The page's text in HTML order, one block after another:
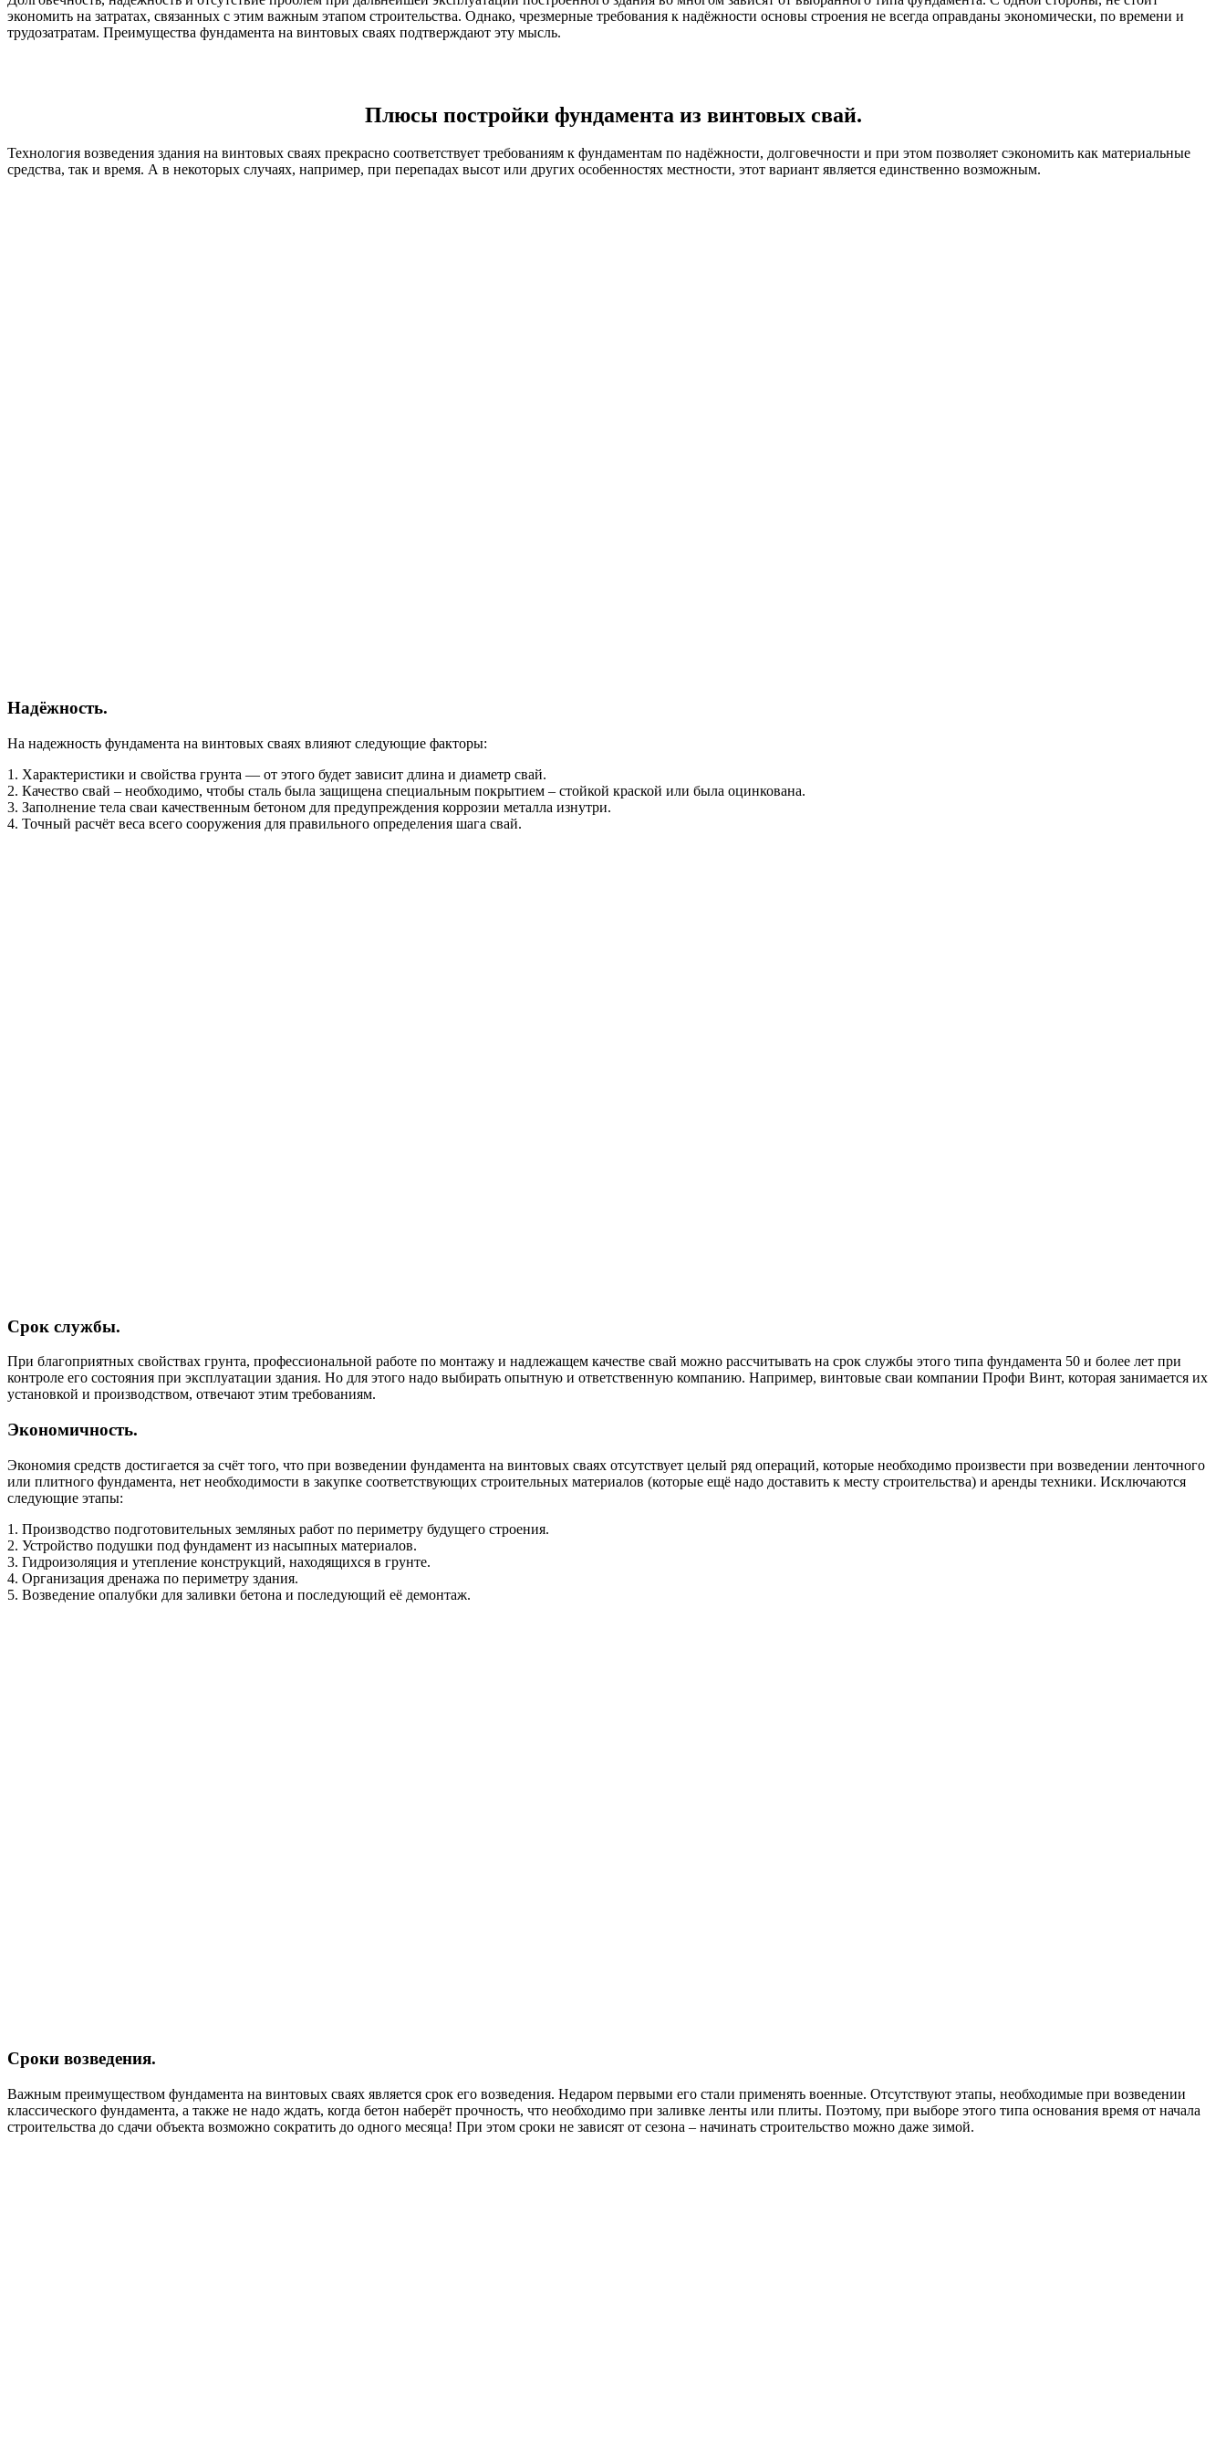
экономить на затратах, связанных с этим важным этапом строительства. Однако, чрезмерные требования к надёжности основы строения не всегда оправданы экономически, по времени и
трудозатратам. Преимущества фундамента на винтовых сваях подтверждают эту мысль.
Плюсы постройки фундамента из винтовых свай.
Технология возведения здания на винтовых сваях прекрасно соответствует требованиям к фундаментам по надёжности, долговечности и при этом позволяет сэкономить как материальные
средства, так и время. А в некоторых случаях, например, при перепадах высот или других особенностях местности, этот вариант является единственно возможным.
Надёжность.
На надежность фундамента на винтовых сваях влияют следующие факторы:
1. Характеристики и свойства грунта — от этого будет зависит длина и диаметр свай.
2. Качество свай – необходимо, чтобы сталь была защищена специальным покрытием – стойкой краской или была оцинкована.
3. Заполнение тела сваи качественным бетоном для предупреждения коррозии металла изнутри.
4. Точный расчёт веса всего сооружения для правильного определения шага свай.
Срок службы.
При благоприятных свойствах грунта, профессиональной работе по монтажу и надлежащем качестве свай можно рассчитывать на срок службы этого типа фундамента 50 и более лет при
контроле его состояния при эксплуатации здания. Но для этого надо выбирать опытную и ответственную компанию. Например, винтовые сваи компании Профи Винт, которая занимается их
установкой и производством, отвечают этим требованиям.
Экономичность.
Экономия средств достигается за счёт того, что при возведении фундамента на винтовых сваях отсутствует целый ряд операций, которые необходимо произвести при возведении ленточного
или плитного фундамента, нет необходимости в закупке соответствующих строительных материалов (которые ещё надо доставить к месту строительства) и аренды техники. Исключаются
следующие этапы:
1. Производство подготовительных земляных работ по периметру будущего строения.
2. Устройство подушки под фундамент из насыпных материалов.
3. Гидроизоляция и утепление конструкций, находящихся в грунте.
4. Организация дренажа по периметру здания.
5. Возведение опалубки для заливки бетона и последующий её демонтаж.
Сроки возведения.
Важным преимуществом фундамента на винтовых сваях является срок его возведения. Недаром первыми его стали применять военные. Отсутствуют этапы, необходимые при возведении
классического фундамента, а также не надо ждать, когда бетон наберёт прочность, что необходимо при заливке ленты или плиты. Поэтому, при выборе этого типа основания время от начала
строительства до сдачи объекта возможно сократить до одного месяца! При этом сроки не зависят от сезона – начинать строительство можно даже зимой.